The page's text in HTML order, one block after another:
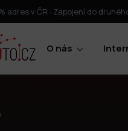
adres v ČR · Zapojení do
O nás